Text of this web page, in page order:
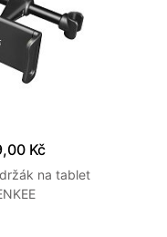
Kč
držák na tablet